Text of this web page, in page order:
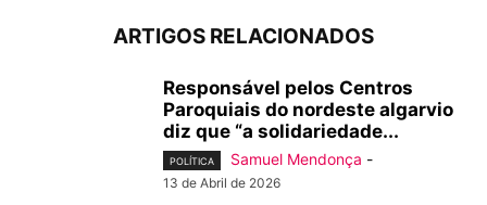
ARTIGOS RELACIONADOS
Responsável pelos Centros
Paroquiais do nordeste algarvio
diz que “a solidariedade...
POLÍTICA Samuel Mendonça -
13 de Abril de 2026